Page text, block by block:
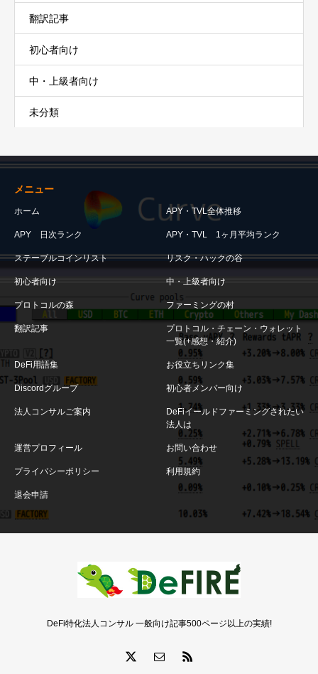
翻訳記事
初心者向け
中・上級者向け
未分類
メニュー
ホーム APY・TVL全体推移
APY 日次ランク APY・TVL 1ヶ月平均ランク
ステーブルコインリスト リスク・ハックの谷
初心者向け 中・上級者向け
プロトコルの森 ファーミングの村
翻訳記事
プロトコル・チェーン・ウォレット
一覧(+感想・紹介)
DeFi用語集 お役立ちリンク集
Discordグループ 初心者メンバー向け
法人コンサルご案内
DeFiイールドファーミングされたい
法人は
運営プロフィール お問い合わせ
プライバシーポリシー 利用規約
退会申請
DeFi特化法人コンサル 一般向け記事500ページ以上の実績!